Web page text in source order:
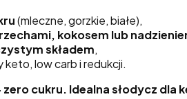
(mleczne, gorzkie, białe),
kokosem lub
składem,
low carb i redukcji.
cukru. Idealna słodycz dla